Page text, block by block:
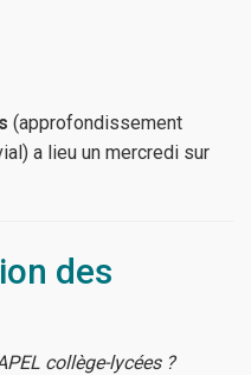
(approfondissement
a lieu un mercredi sur
des
collège-lycées ?